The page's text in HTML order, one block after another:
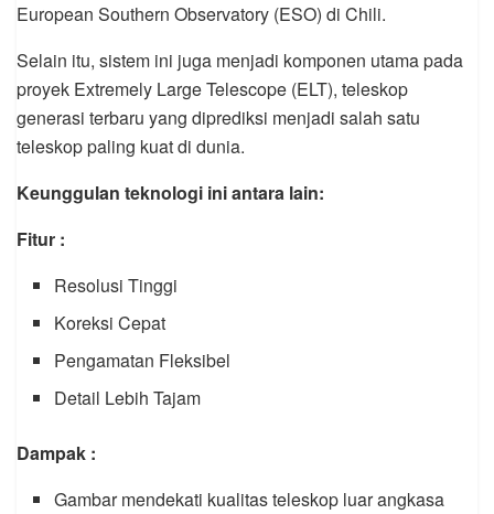
European Southern Observatory (ESO) di Chili.
Selain itu, sistem ini juga menjadi komponen utama pada
proyek Extremely Large Telescope (ELT), teleskop
generasi terbaru yang diprediksi menjadi salah satu
teleskop paling kuat di dunia.
Keunggulan teknologi ini antara lain:
Fitur :
Resolusi Tinggi
Koreksi Cepat
Pengamatan Fleksibel
Detail Lebih Tajam
Dampak :
Gambar mendekati kualitas teleskop luar angkasa